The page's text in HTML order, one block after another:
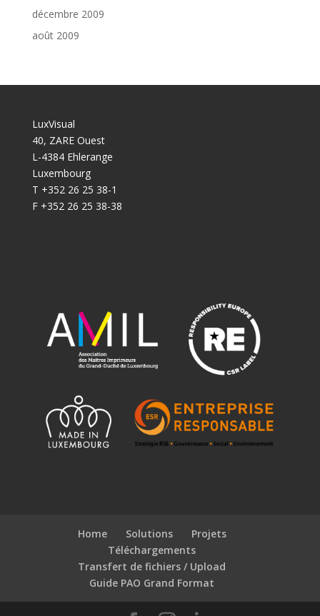
décembre 2009
août 2009
LuxVisual
40, ZARE Ouest
L-4384 Ehlerange
Luxembourg
T +352 26 25 38-1
F +352 26 25 38-38
Home Solutions
Projets
Téléchargements
Transfert de fichiers / Upload
Guide PAO Grand Format